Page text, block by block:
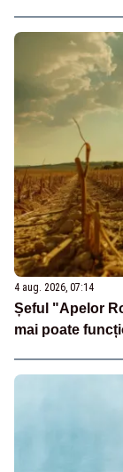
4 aug. 2026, 07:14
Șeful "Apelor
mai poate